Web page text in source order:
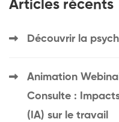
Articles récents
Découvrir la
Animation
Consulte :
(IA) sur le travail